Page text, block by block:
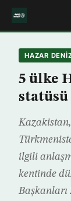
HAZAR
5 ülke
ilgili
kentinde
Başkanları